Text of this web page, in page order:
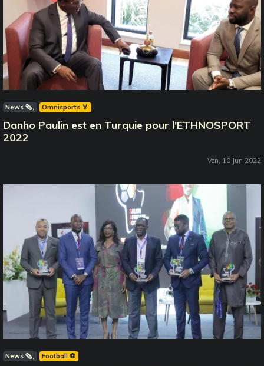
News 🗞️ Omnisports 🏅
Danho Paulin est en Turquie pour l'ETHNOSPORT
2022
Ven, 10 Jun 2022
News 🗞️ Football ⚽️